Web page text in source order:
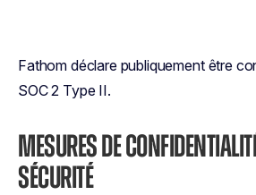
Fathom déclare publiquement être
SOC 2 Type II.
MESURES DE
SÉCURITÉ